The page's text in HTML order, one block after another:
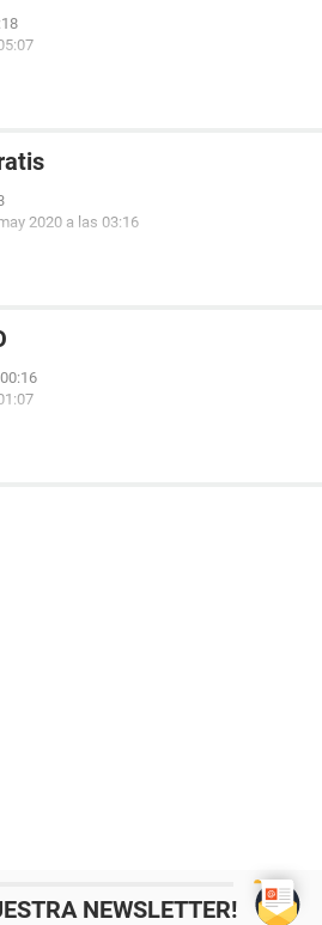
2020 a las 03:16
NEWSLETTER!